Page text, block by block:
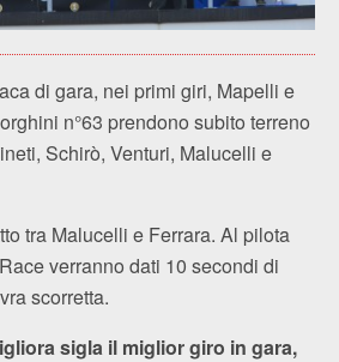
di gara, nei primi giri, Mapelli e
n°63 prendono subito terreno
Schirò, Venturi, Malucelli e
tra Malucelli e Ferrara. Al pilota
verranno dati 10 secondi di
scorretta.
sigla il miglior giro in gara,